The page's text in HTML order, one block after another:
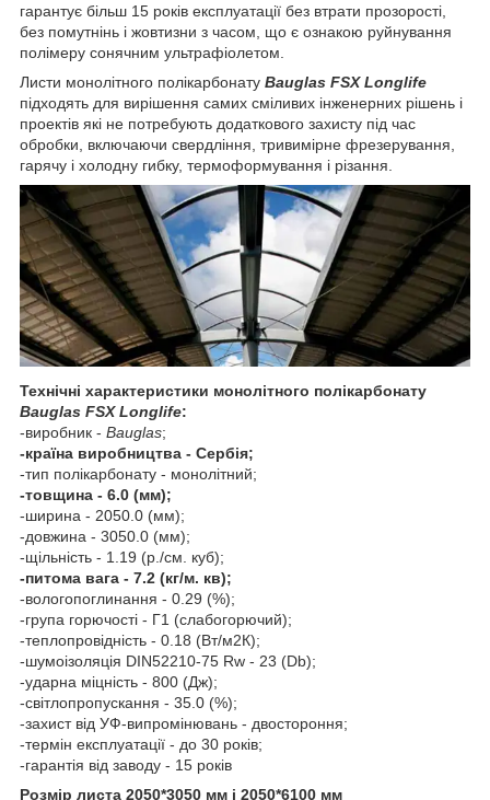
гарантує більш 15 років експлуатації без втрати прозорості,
без помутнінь і жовтизни з часом, що є ознакою руйнування
полімеру сонячним ультрафіолетом.
Листи монолітного полікарбонату Bauglas FSX Longlife
підходять для вирішення самих сміливих інженерних рішень і
проектів які не потребують додаткового захисту під час
обробки, включаючи свердління, тривимірне фрезерування,
гарячу і холодну гибку, термоформування і різання.
Технічні характеристики монолітного полікарбонату
Bauglas FSX Longlife:
-виробник - Bauglas;
-країна виробництва - Сербія;
-тип полікарбонату - монолітний;
-товщина - 6.0 (мм);
-ширина - 2050.0 (мм);
-довжина - 3050.0 (мм);
-щільність - 1.19 (р./см. куб);
-питома вага - 7.2 (кг/м. кв);
-вологопоглинання - 0.29 (%);
-група горючості - Г1 (слабогорючий);
-теплопровідність - 0.18 (Вт/м2К);
-шумоізоляція DIN52210-75 Rw - 23 (Db);
-ударна міцність - 800 (Дж);
-світлопропускання - 35.0 (%);
-захист від УФ-випромінювань - двостороння;
-термін експлуатації - до 30 років;
-гарантія від заводу - 15 років
Розмір листа 2050*3050 мм і 2050*6100 мм